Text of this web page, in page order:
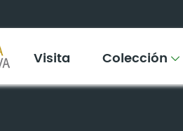
Visita Colección